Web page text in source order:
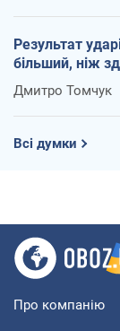
Результат
більший, ніж
Дмитро Томчук
Всі думки
Про компанію